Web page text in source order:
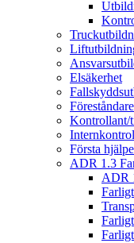
Elsäkerhet
Kontrollant/
Första
ADR 1.3
ADR